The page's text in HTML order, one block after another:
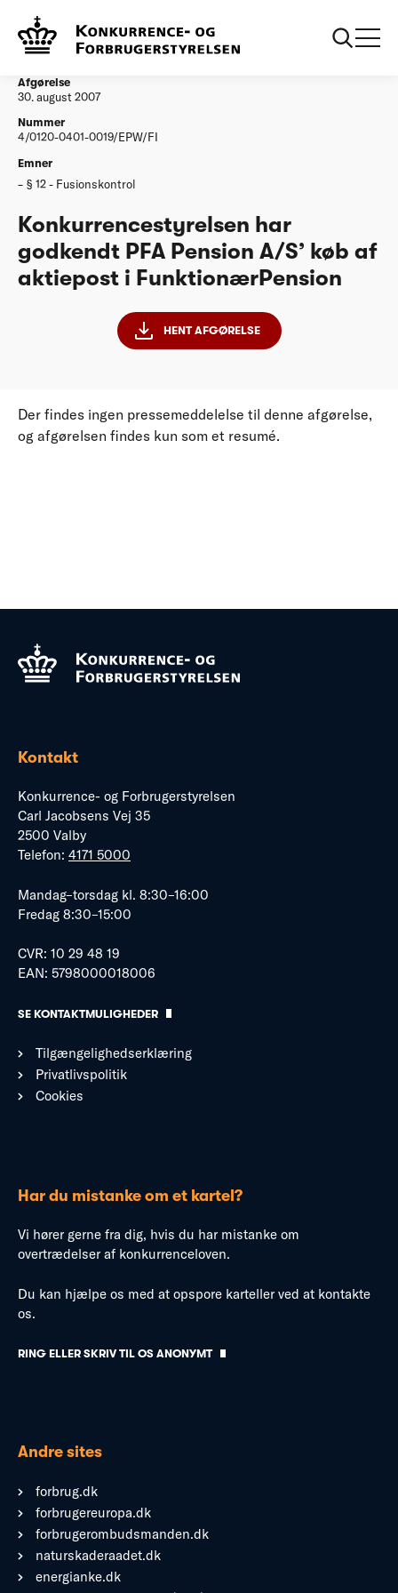
Afgørelser
AS koeb af aktiepost i FunktionaerPension
Afgørelse
30. august 2007
Nummer
4/0120-0401-0019/EPW/FI
Emner
§ 12 - Fusionskontrol
Konkurrencestyrelsen har
godkendt PFA Pension A/S’ køb af
aktiepost i FunktionærPension
HENT AFGØRELSE
Der findes ingen pressemeddelelse til denne afgørelse,
og afgørelsen findes kun som et resumé.
Kontakt
Konkurrence- og Forbrugerstyrelsen
Carl Jacobsens Vej 35
2500 Valby
Telefon: 4171 5000
Mandag–torsdag kl. 8:30–16:00
Fredag 8:30–15:00
CVR: 10 29 48 19
EAN: 5798000018006
SE KONTAKTMULIGHEDER
Tilgængelighedserklæring
Privatlivspolitik
Cookies
Har du mistanke om et kartel?
Vi hører gerne fra dig, hvis du har mistanke om
overtrædelser af konkurrenceloven.
Du kan hjælpe os med at opspore karteller ved at kontakte
os.
RING ELLER SKRIV TIL OS ANONYMT
Andre sites
forbrug.dk
forbrugereuropa.dk
forbrugerombudsmanden.dk
naturskaderaadet.dk
energianke.dk